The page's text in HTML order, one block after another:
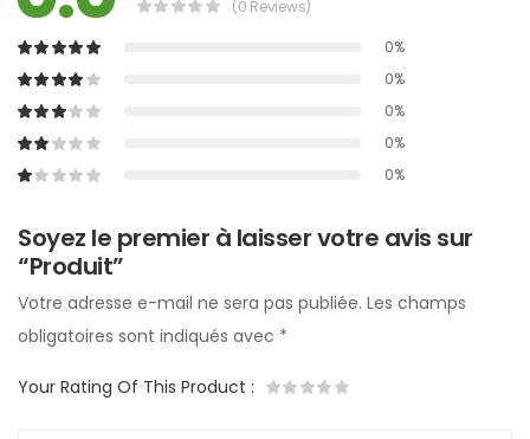
(0 Reviews)
0%
0%
0%
0%
0%
Soyez le premier à laisser votre avis sur
“Produit”
Votre adresse e-mail ne sera pas publiée. Les champs
obligatoires sont indiqués avec *
Your Rating Of This Product :